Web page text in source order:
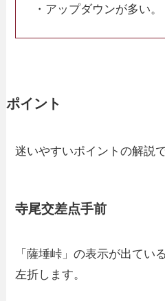
・アップダウンが多い。
ポイント
迷いやすいポイントの解説で
寺尾交差点手前
「薩埵峠」の表示が出てい
左折します。